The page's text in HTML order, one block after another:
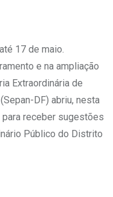
17 de maio.
e na ampliação
Extraordinária de
DF) abriu, nesta
receber sugestões
Público do Distrito